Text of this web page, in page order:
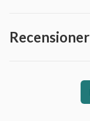
Recensioner